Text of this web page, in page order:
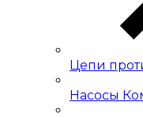
Цепи
Насосы